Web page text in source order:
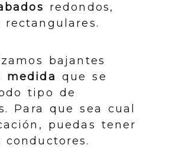
redondos,
rectangulares.
bajantes
medida que se
tipo de
Para que sea cual
puedas tener